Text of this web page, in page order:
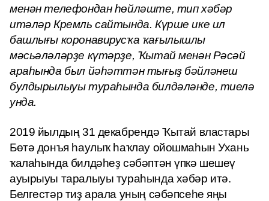
менән телефондан һөйләште, тип хәбәр
итәләр Кремль сайтында. Күрше ике ил
башлығы коронавирусҡа ҡағылышлы
мәсьәләләрҙе күтәрҙе, Ҡытай менән Рәсәй
араһында был йәһәттән тығыҙ бәйләнеш
булдырылыуы тураһында билдәләнде, тиелә
унда.
2019 йылдың 31 декабрендә Ҡытай властары
Бөтә донъя һаулыҡ һаҡлау ойошмаһын Ухань
ҡалаһында билдәһеҙ сәбәптән үпкә шешеү
ауырыуы таралыуы тураһында хәбәр итә.
Белгестәр тиҙ арала уның сәбәпсеһе яңы